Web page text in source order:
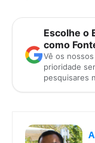
Escolhe o
como
Vê os
prioridade
pesquisares